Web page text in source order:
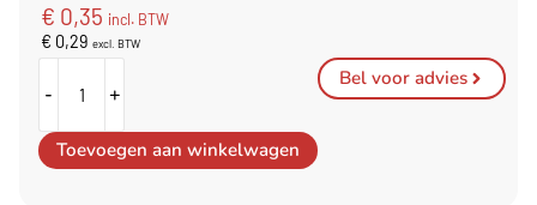
€ 0,35 incl. BTW
€ 0,29 excl. BTW
- +
Toevoegen aan winkelwagen
Bel voor advies